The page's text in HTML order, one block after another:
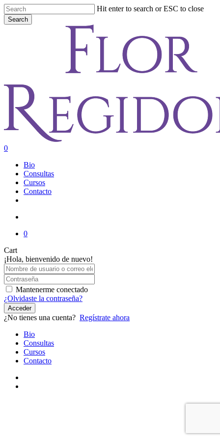
Skip
to
main
Hit enter to search or ESC to close
Search
account
0
Bio
Consultas
Cursos
Contacto
0
CartClose
Cart
¡Hola, bienvenido de nuevo!
Mantenerme conectado
¿Olvidaste la contraseña?
Acceder
¿No tienes una cuenta? Regístrate ahora
Close
Menu
Bio
Consultas
Cursos
Contacto